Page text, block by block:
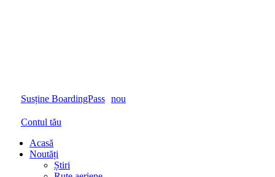
Susține BoardingPass nou
Contul tău
Acasă
Noutăți
Știri